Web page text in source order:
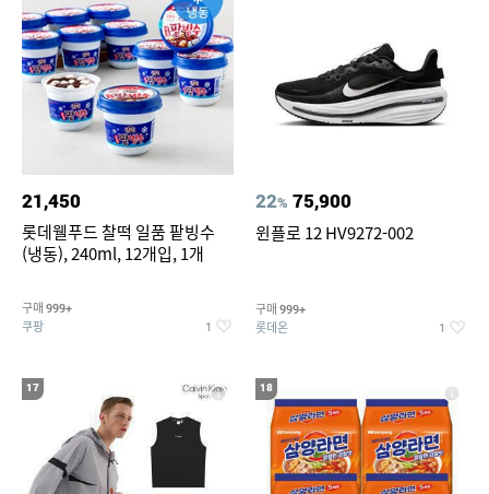
21,450
롯데웰푸드 찰떡 일품 팥빙수
(냉동), 240ml, 12개입, 1개
구매 999+
쿠팡 1
22% 75,900
윈플로 12 HV9272-002
구매 999+
롯데온 1
17 18